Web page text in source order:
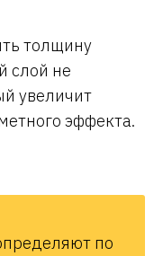
толщину
слой не
увеличит
эффекта.
по